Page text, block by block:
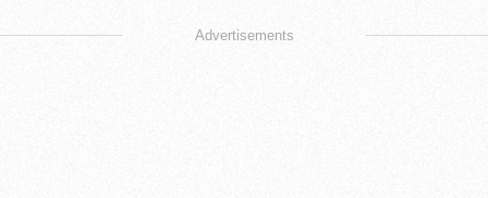
Advertisements